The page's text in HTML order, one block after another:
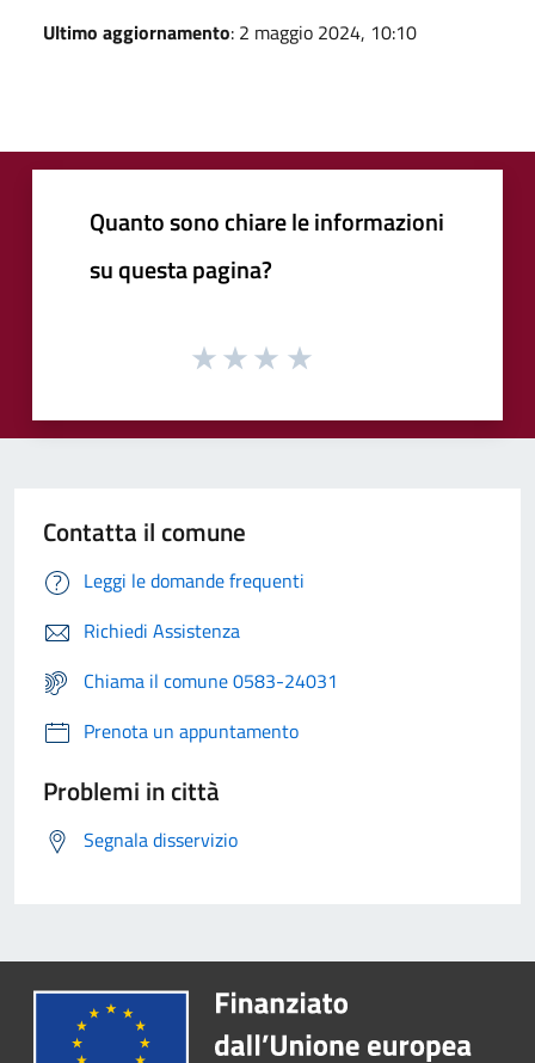
Ultimo aggiornamento: 2 maggio 2024, 10:10
Quanto sono chiare le informazioni
su questa pagina?
Contatta il comune
Leggi le domande frequenti
Richiedi Assistenza
Chiama il comune 0583-24031
Prenota un appuntamento
Problemi in città
Segnala disservizio